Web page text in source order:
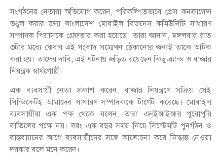
সংগঠনের নেতারা অভিযোগ করেন, পরিকল্পিতভাবে প্রেস কনফারেন্স
ভণ্ডুল করার জন্য বাংলাদেশ মোবাইল বিজনেস কমিউনিটি সাধারণ
সম্পাদক পিয়াসকে গ্রেফতার করা হয়েছে। তারা জানান, মঙ্গলবার রাত
৩টার মধ্যে কেবল এই সংবাদ সম্মেলন ঠেকানোর জন্যই তাকে আটক
করা হয়। তাদের দাবি, এই ঘটনায় জড়িত রয়েছেন কিছু ব্র্যান্ড ও বাজার
নিয়ন্ত্রক স্বার্থগোষ্ঠী।
এক ব্যবসায়ী নেতা প্রকাশ করেন, বাজার নিয়ন্ত্রণে সক্রিয় সেই
সিন্ডিকেটই আমাদের সাধারণ সম্পাদককে টার্গেট করেছে। মোবাইল
ব্যবসায়ীরা এক পক্ষ থেকে বলেন, তারা এনইআইআর পুরোপুরি
বাতিলের পক্ষে নয়। বরং এক বছর সময় নিয়ে সিস্টেমটি পুনর্গঠন ও
বাস্তবায়নের আগে ব্যবসায়ীদের সঙ্গে আলোচনা করে সিদ্ধান্ত নেওয়া
দরকার বলে মনে করেন।